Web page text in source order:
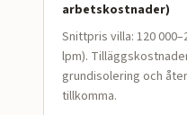
arbetskostnader)
Snittpris villa: 120
lpm).
grundisolering och
tillkomma.